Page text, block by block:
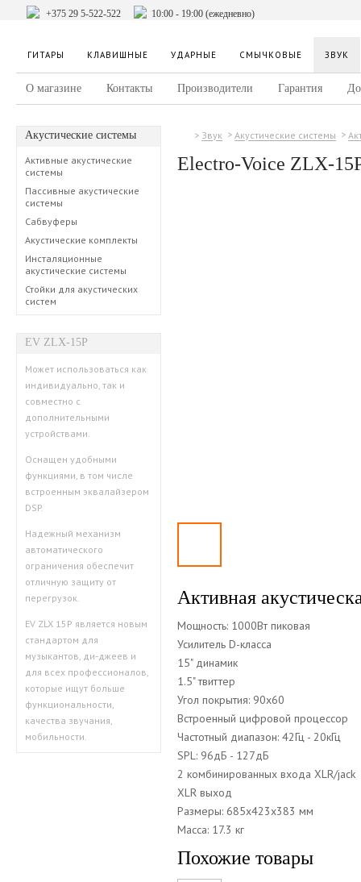
+375 29 5-522-522 10:00 - 19:00 (ежедневно)
ГИТАРЫ КЛАВИШНЫЕ УДАРНЫЕ СМЫЧКОВЫЕ ЗВУК
О магазине Контакты Производители Гарантия
Акустические системы
Активные акустические
системы
Пассивные акустические
системы
Сабвуферы
Акустические комплекты
Инсталяционные
акустические системы
Стойки для акустических
систем
EV ZLX-15P
Может использоваться как
индивидуально, так и
совместно с
дополнительными
устройствами.
Оснащен удобными
функциями, в том числе
встроенным эквалайзером
DSP.
Надежный механизм
автоматического
ограничения обеспечит
отличную защиту от
перегрузок.
EV ZLX 15P является новым
стандартом для
музыкантов, ди-джеев и
для всех профессионалов,
которые ищут больше
функциональности,
качества звучания,
мобильности.
Звук Акустические системы
Electro‑Voice ZLX-
Активная
Мощность: 1000Вт пиковая
Усилитель D-класса
15" динамик
1.5" твиттер
Угол покрытия: 90x60
Встроенный цифровой процессор
Частотный диапазон: 42Гц - 20кГц
SPL: 96дБ - 127дБ
2 комбинированных входа XLR/jack
XLR выход
Размеры: 685x423x383 мм
Масса: 17.3 кг
Похожие товары